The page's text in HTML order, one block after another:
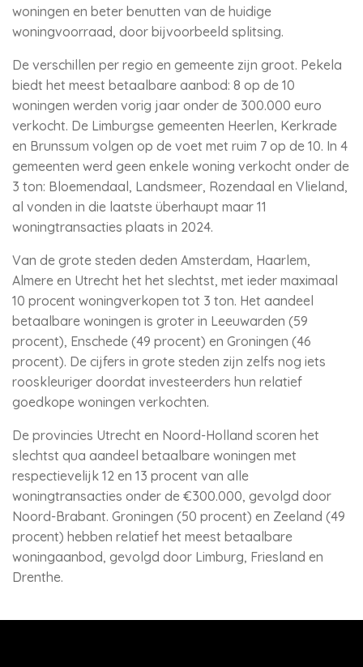
woningen en beter benutten van de huidige
woningvoorraad, door bijvoorbeeld splitsing.
De verschillen per regio en gemeente zijn groot. Pekela
biedt het meest betaalbare aanbod: 8 op de 10
woningen werden vorig jaar onder de 300.000 euro
verkocht. De Limburgse gemeenten Heerlen, Kerkrade
en Brunssum volgen op de voet met ruim 7 op de 10. In 4
gemeenten werd geen enkele woning verkocht onder de
3 ton: Bloemendaal, Landsmeer, Rozendaal en Vlieland,
al vonden in die laatste überhaupt maar 11
woningtransacties plaats in 2024.
Van de grote steden deden Amsterdam, Haarlem,
Almere en Utrecht het het slechtst, met ieder maximaal
10 procent woningverkopen tot 3 ton. Het aandeel
betaalbare woningen is groter in Leeuwarden (59
procent), Enschede (49 procent) en Groningen (46
procent). De cijfers in grote steden zijn zelfs nog iets
rooskleuriger doordat investeerders hun relatief
goedkope woningen verkochten.
De provincies Utrecht en Noord-Holland scoren het
slechtst qua aandeel betaalbare woningen met
respectievelijk 12 en 13 procent van alle
woningtransacties onder de €300.000, gevolgd door
Noord-Brabant. Groningen (50 procent) en Zeeland (49
procent) hebben relatief het meest betaalbare
woningaanbod, gevolgd door Limburg, Friesland en
Drenthe.